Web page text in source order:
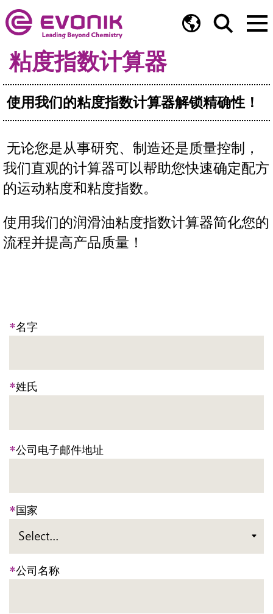
粘度指数计算器
使用我们的粘度指数计算器解锁精确性！
无论您是从事研究、制造还是质量控制，
我们直观的计算器可以帮助您快速确定配方
的运动粘度和粘度指数。
使用我们的润滑油粘度指数计算器简化您的
流程并提高产品质量！
*名字
*姓氏
*公司电子邮件地址
*国家
*公司名称